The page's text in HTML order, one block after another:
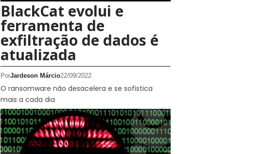
BlackCat evolui e
ferramenta de
exfiltração de dados é
atualizada
PorJardeson Márcio22/09/2022
O ransomware não desacelera e se sofistica
mais a cada dia